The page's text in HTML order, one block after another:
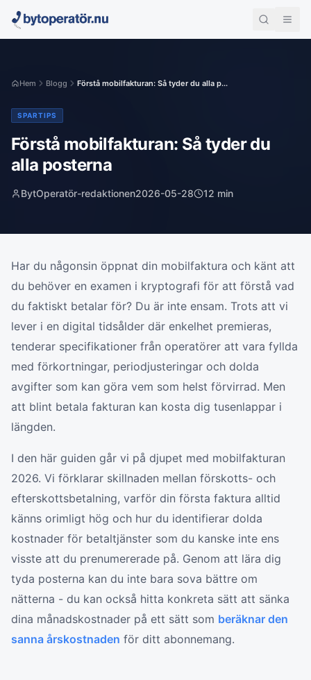
Hem Blogg Förstå mobilfakturan: Så tyder du alla p...
SPARTIPS
Förstå mobilfakturan: Så tyder du
alla posterna
BytOperatör-redaktionen2026-05-28 12 min
Har du någonsin öppnat din mobilfaktura och känt att
du behöver en examen i kryptografi för att förstå vad
du faktiskt betalar för? Du är inte ensam. Trots att vi
lever i en digital tidsålder där enkelhet premieras,
tenderar specifikationer från operatörer att vara fyllda
med förkortningar, periodjusteringar och dolda
avgifter som kan göra vem som helst förvirrad. Men
att blint betala fakturan kan kosta dig tusenlappar i
längden.
I den här guiden går vi på djupet med mobilfakturan
2026. Vi förklarar skillnaden mellan förskotts- och
efterskottsbetalning, varför din första faktura alltid
känns orimligt hög och hur du identifierar dolda
kostnader för betaltjänster som du kanske inte ens
visste att du prenumererade på. Genom att lära dig
tyda posterna kan du inte bara sova bättre om
nätterna - du kan också hitta konkreta sätt att sänka
dina månadskostnader på ett sätt som beräknar den
sanna årskostnaden för ditt abonnemang.